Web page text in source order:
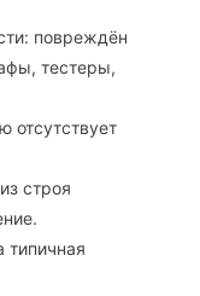
повреждён
тестеры,
отсутствует
строя